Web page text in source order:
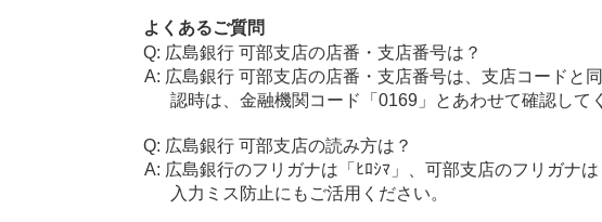
よくあるご質問
広島銀行 可部支店の店番・支店番号は？
広島銀行 可部支店の店番・支店番号は、支店コードと
認時は、金融機関コード「0169」とあわせて確認して
広島銀行 可部支店の読み方は？
広島銀行のフリガナは「ﾋﾛｼﾏ」、可部支店のフリガナ
入力ミス防止にもご活用ください。